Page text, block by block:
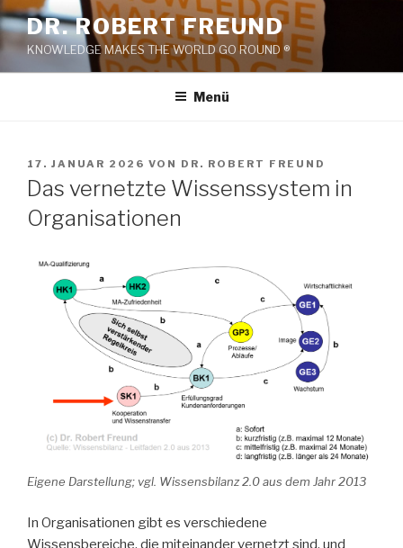
Zum
Inhalt
springen
DR. ROBERT FREUND
KNOWLEDGE MAKES THE WORLD GO ROUND ®
Menü
VERÖFFENTLICHT
AM
17. JANUAR 2026 VON DR. ROBERT FREUND
Das vernetzte Wissenssystem in
Organisationen
Eigene Darstellung; vgl. Wissensbilanz 2.0 aus dem Jahr 2013
In Organisationen gibt es verschiedene
Wissensbereiche, die miteinander vernetzt sind, und